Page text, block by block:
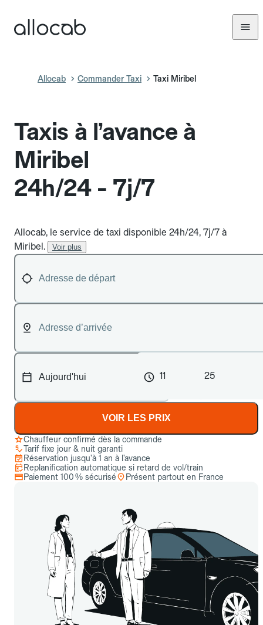
Allocab Commander Taxi Taxi Miribel
Taxis à l’avance à
Miribel
24h/24 - 7j/7
Allocab, le service de taxi disponible 24h/24, 7j/7 à
Miribel.
Voir plus
11 25
VOIR LES PRIX
Chauffeur confirmé dès la commande
Tarif fixe jour & nuit garanti
Réservation jusqu’à 1 an à l’avance
Replanification automatique si retard de vol/train
Paiement 100 % sécurisé
Présent partout en France